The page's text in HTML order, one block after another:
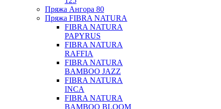
Пряжа Ангора 80
Пряжа FIBRA NATURA
FIBRA NATURA
PAPYRUS
FIBRA NATURA
RAFFIA
FIBRA NATURA
BAMBOO JAZZ
FIBRA NATURA
INCA
FIBRA NATURA
BAMBOO BLOOM